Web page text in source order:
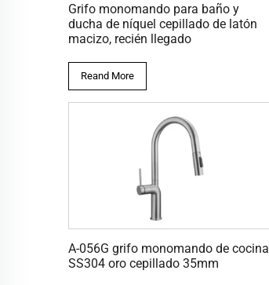
Grifo monomando para baño y
ducha de níquel cepillado de latón
macizo, recién llegado
Reand More
A-056G grifo monomando de cocina
SS304 oro cepillado 35mm